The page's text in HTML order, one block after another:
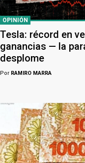
OPINIÓN
Tesla: récord en
ganancias — la
desplome
Por RAMIRO MARRA